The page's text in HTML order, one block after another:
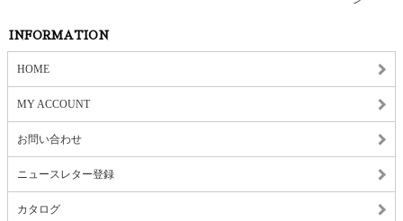
INFORMATION
HOME
MY ACCOUNT
お問い合わせ
ニュースレター登録
カタログ